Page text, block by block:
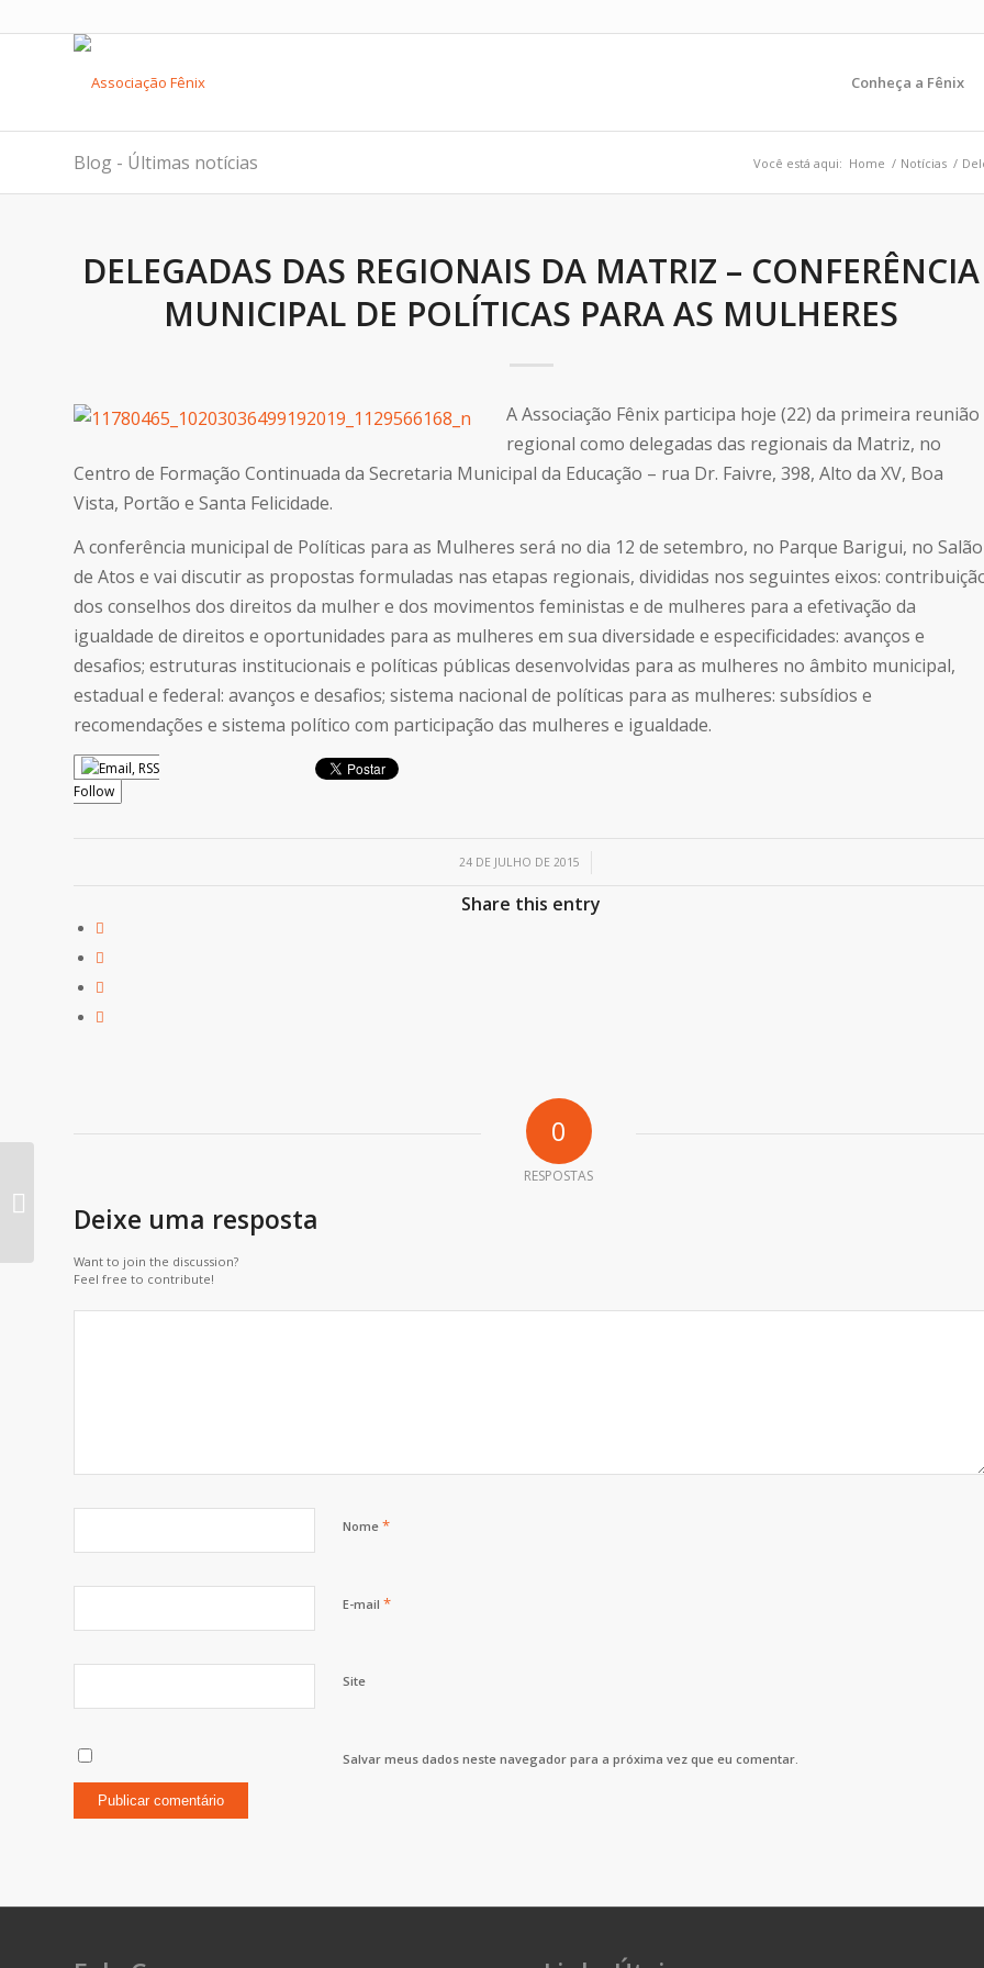
Conheça a Fênix
Blog - Últimas notícias Você está aqui: Home / Notícias /
DELEGADAS DAS REGIONAIS DA MATRIZ – CONFERÊNCIA
MUNICIPAL DE POLÍTICAS PARA AS MULHERES
A Associação Fênix participa hoje (22) da primeira reunião
regional como delegadas das regionais da Matriz, no
Centro de Formação Continuada da Secretaria Municipal da Educação – rua Dr. Faivre, 398, Alto da XV, Boa
Vista, Portão e Santa Felicidade.
A conferência municipal de Políticas para as Mulheres será no dia 12 de setembro, no Parque Barigui, no Salão
de Atos e vai discutir as propostas formuladas nas etapas regionais, divididas nos seguintes eixos:
dos conselhos dos direitos da mulher e dos movimentos feministas e de mulheres para a efetivação da
igualdade de direitos e oportunidades para as mulheres em sua diversidade e especificidades: avanços e
desafios; estruturas institucionais e políticas públicas desenvolvidas para as mulheres no âmbito municipal,
estadual e federal: avanços e desafios; sistema nacional de políticas para as mulheres: subsídios e
recomendações e sistema político com participação das mulheres e igualdade.
Follow
24 DE JULHO DE 2015
/
Share this entry
0
RESPOSTAS
Deixe uma resposta
Want to join the discussion?
Feel free to contribute!
Nome *
E-mail *
Site
Salvar meus dados neste navegador para a próxima vez que eu comentar.
de Curitiba.